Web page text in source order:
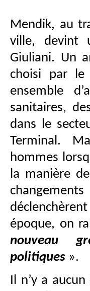
Mendik, au
ville, devint
Giuliani. Un
choisi par le
ensemble
sanitaires,
dans le
Terminal.
hommes
la manière
époque, on
nouveau
politiques ».
Il n’y a